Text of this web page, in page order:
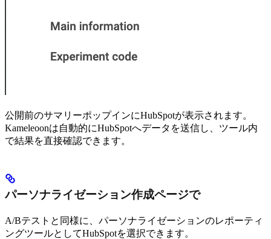
公開前のサマリーポップインにHubSpotが表示されます。
Kameleoonは自動的にHubSpotへデータを送信し、ツール内
で結果を直接確認できます。
パーソナライゼーション作成ページで
A/Bテストと同様に、パーソナライゼーションのレポーティ
ングツールとしてHubSpotを選択できます。